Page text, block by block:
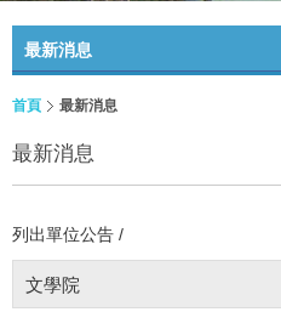
最新消息
首頁 最新消息
最新消息
列出單位公告 /
文學院